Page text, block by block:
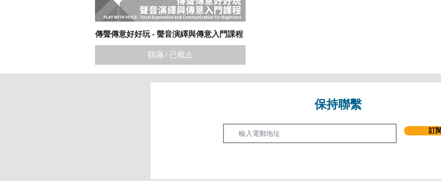
快速瀏覽
傳聲傳意好好玩 - 聲音演繹與傳意入門課程
額滿 / 已截止
保持聯繫
訂